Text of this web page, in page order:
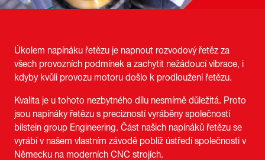
Úkolem napínáku řetězu je napnout rozvodový řetěz za
všech provozních podmínek a zachytit nežádoucí vibrace, i
kdyby kvůli provozu motoru došlo k prodloužení řetězu.
Kvalita je u tohoto nezbytného dílu nesmírně důležitá. Proto
jsou napínáky řetězu s precizností vyráběny společností
bilstein group Engineering. Část našich napínáků řetězu se
vyrábí v našem vlastním závodě poblíž ústředí společnosti v
Německu na moderních CNC strojích.